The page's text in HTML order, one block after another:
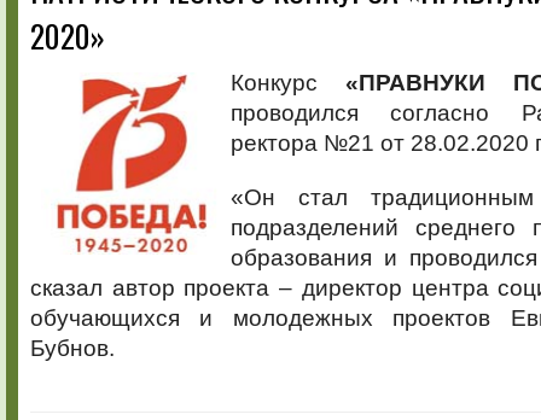
КОНКУРСА
«ПРАВНУКИ
ПОБЕДЫ
–
2020»
Конкурс «ПРАВНУКИ
проводился согласно
ректора №21 от 28.02.2020
«Он стал традиционным
подразделений среднего
образования и
сказал автор проекта – директор центра
обучающихся и молодежных проектов
Бубнов.